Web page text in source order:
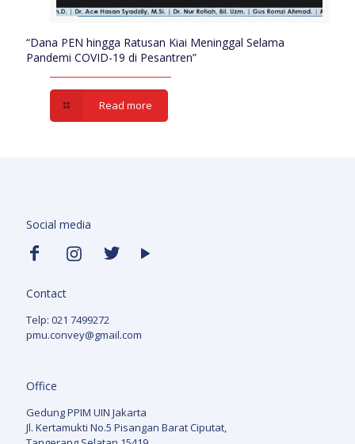
“Dana PEN hingga Ratusan Kiai Meninggal Selama
Pandemi COVID-19 di Pesantren”
Read more
Social media
Contact
Telp: 021 7499272
pmu.convey@gmail.com
Office
Gedung PPIM UIN Jakarta
Jl. Kertamukti No.5 Pisangan Barat Ciputat,